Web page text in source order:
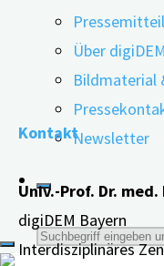
Über
Bildmaterial
Newsletter
Suche
rechtswirksame
weiterlesen"Webinar:
von
mit
Demenz"
Kontakt
Univ.-Prof. Dr.
digiDEM Bayern
Interdisziplinäres